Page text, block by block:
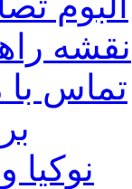
نقشه
تماس
نوکیا